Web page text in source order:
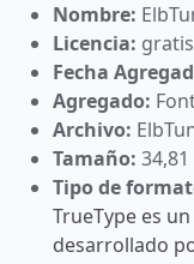
Nombre:
Licencia:
Fecha
Agregado:
Archivo:
Tamaño:
Tipo de
TrueType es
desarrollado